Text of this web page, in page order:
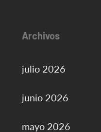
Archivos
julio 2026
junio 2026
mayo 2026